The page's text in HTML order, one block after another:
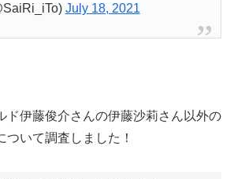
July 18, 2021
ド伊藤俊介さんの伊藤沙莉さん以外の
いて調査しました！